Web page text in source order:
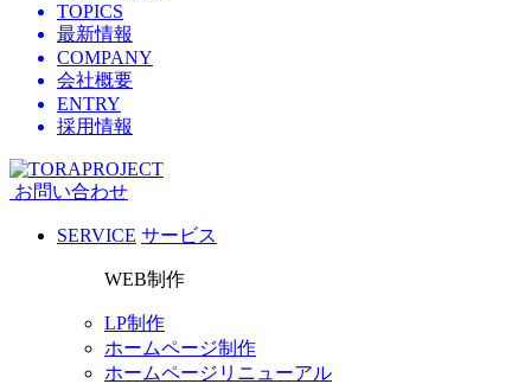
TOPICS
最新情報
COMPANY
会社概要
ENTRY
採用情報
お問い合わせ
SERVICE サービス
WEB制作
LP制作
ホームページ制作
ホームページリニューアル